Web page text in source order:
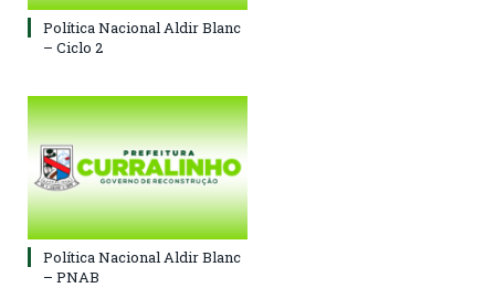
Política Nacional Aldir Blanc
– Ciclo 2
Política Nacional Aldir Blanc
– PNAB